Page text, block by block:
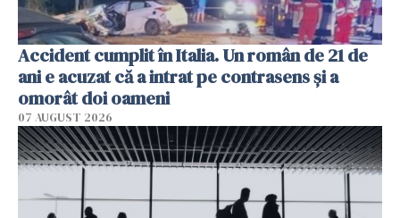
Accident cumplit în Italia. Un român de 21 de
ani e acuzat că a intrat pe contrasens și a
omorât doi oameni
07 AUGUST 2026